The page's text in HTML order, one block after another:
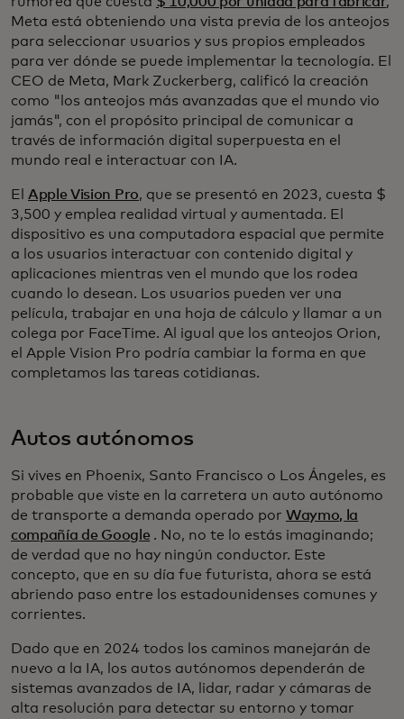
Meta está obteniendo una vista previa de los anteojos
para seleccionar usuarios y sus propios empleados
para ver dónde se puede implementar la tecnología. El
CEO de Meta, Mark Zuckerberg, calificó la creación
como "los anteojos más avanzadas que el mundo vio
jamás", con el propósito principal de comunicar a
través de información digital superpuesta en el
mundo real e interactuar con IA.
El Apple Vision Pro, que se presentó en 2023, cuesta $
3,500 y emplea realidad virtual y aumentada. El
dispositivo es una computadora espacial que permite
a los usuarios interactuar con contenido digital y
aplicaciones mientras ven el mundo que los rodea
cuando lo desean. Los usuarios pueden ver una
película, trabajar en una hoja de cálculo y llamar a un
colega por FaceTime. Al igual que los anteojos Orion,
el Apple Vision Pro podría cambiar la forma en que
completamos las tareas cotidianas.
Autos autónomos
Si vives en Phoenix, Santo Francisco o Los Ángeles, es
probable que viste en la carretera un auto autónomo
de transporte a demanda operado por Waymo, la
compañía de Google . No, no te lo estás imaginando;
de verdad que no hay ningún conductor. Este
concepto, que en su día fue futurista, ahora se está
abriendo paso entre los estadounidenses comunes y
corrientes.
Dado que en 2024 todos los caminos manejarán de
nuevo a la IA, los autos autónomos dependerán de
sistemas avanzados de IA, lidar, radar y cámaras de
alta resolución para detectar su entorno y tomar